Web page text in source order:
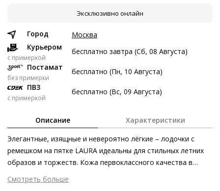
21 авг
4 сен
Без переплат
Долями
Разделите стоимость покупки
Заплатите сейчас только часть, а оставшееся будем
Затем по 4 197 ₽ раз в 2 недели
Эксклюзивно онлайн
Город
Москва
Курьером
c примеркой
бесплатно завтра (Сб, 08 Августа)
Постамат
без примерки
бесплатно (Пн, 10 Августа)
ПВЗ
с примеркой
бесплатно (Вс, 09 Августа)
Описание Характеристики
Элегантные, изящные и невероятно лёгкие – лодочки с
ремешком на пятке LAURA идеальны для стильных летних
образов и торжеств. Кожа первоклассного качества в
мерцающем жемчужно-белом оттенке подчёркивает
классически роскошный силуэт модели, слегка заострённая
Смотреть больше